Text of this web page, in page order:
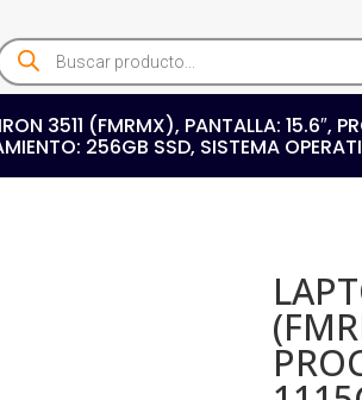
Products
3511 (FMRMX), PANTALLA: 15.6″,
256GB SSD, SISTEMA